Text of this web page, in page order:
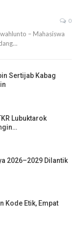
0
– Mahasiswa
Sertijab Kabag
Lubuktarok
2026–2029 Dilantik
Kode Etik, Empat